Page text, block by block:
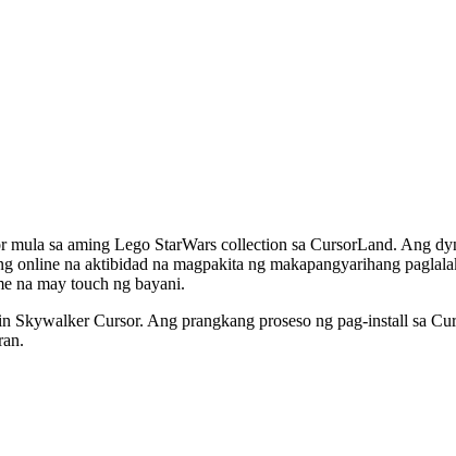
sa aming Lego StarWars collection sa CursorLand. Ang
online na aktibidad na magpakita ng makapangyarihang
na may touch ng bayani.
Cursor. Ang prangkang proseso ng pag-install sa